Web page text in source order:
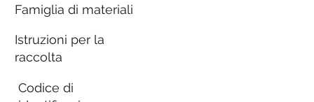
Famiglia di materiali
Istruzioni per la
raccolta
Codice di